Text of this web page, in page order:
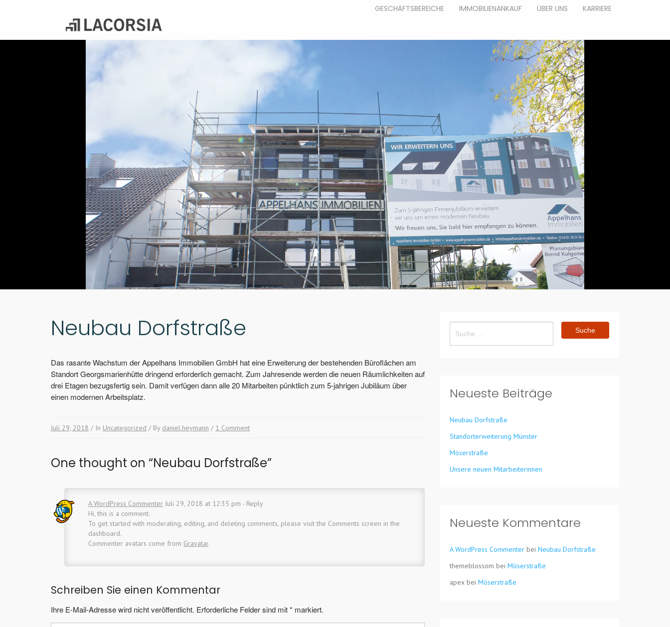
GESCHÄFTSBEREICHE IMMOBILIENANKAUF ÜBER UNS KARRIERE
Neubau Dorfstraße
Das rasante Wachstum der Appelhans Immobilien GmbH hat eine Erweiterung der bestehenden Büroflächen am
Standort Georgsmarienhütte dringend erforderlich gemacht. Zum Jahresende werden die neuen Räumlichkeiten auf
drei Etagen bezugsfertig sein. Damit verfügen dann alle 20 Mitarbeiten pünktlich zum 5-jahrigen Jubiläum über
einen modernen Arbeitsplatz.
Juli 29, 2018 / In Uncategorized / By daniel.heymann / 1 Comment
One thought on “Neubau Dorfstraße”
A WordPress Commenter Juli 29, 2018 at 12:35 pm - Reply
Hi, this is a comment.
To get started with moderating, editing, and deleting comments, please visit the Comments screen in the
dashboard.
Commenter avatars come from Gravatar.
Schreiben Sie einen Kommentar
Ihre E-Mail-Adresse wird nicht veröffentlicht. Erforderliche Felder sind mit* markiert.
nach:
Neueste Beiträge
Neubau Dorfstraße
Standorterweiterung Münster
Möserstraße
Unsere neuen Mitarbeiterinnen
Neueste Kommentare
A WordPress Commenter bei Neubau Dorfstraße
themeblossom bei Möserstraße
apex bei Möserstraße